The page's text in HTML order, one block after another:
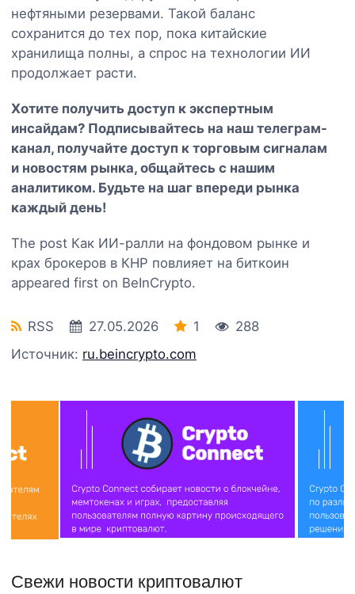
нефтяными резервами. Такой баланс
сохранится до тех пор, пока китайские
хранилища полны, а спрос на технологии ИИ
продолжает расти.
Хотите получить доступ к экспертным
инсайдам? Подписывайтесь на наш телеграм-
канал, получайте доступ к торговым сигналам
и новостям рынка, общайтесь с нашим
аналитиком. Будьте на шаг впереди рынка
каждый день!
The post Как ИИ-ралли на фондовом рынке и
крах брокеров в КНР повлияет на биткоин
appeared first on BeInCrypto.
RSS 27.05.2026 1
288
Источник: ru.beincrypto.com
Свежи новости криптовалют